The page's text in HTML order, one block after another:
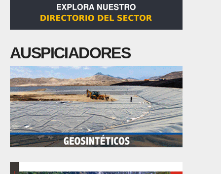
AUSPICIADORES